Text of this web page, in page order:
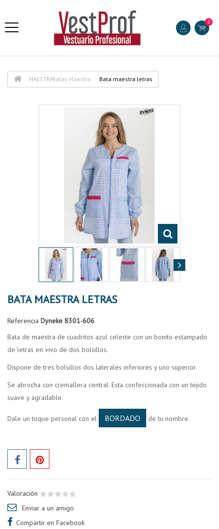
0
MAESTRABatas Maestra Bata maestra letras
BATA MAESTRA LETRAS
Referencia Dyneke 8301-606
Bata de maestra de cuadritos azul celeste con un bonito estampado
de letras en vivo de dos bolsillos.
Dispone de tres bolsillos dos laterales inferiores y uno superior.
Se abrocha con cremallera central. Esta confeccionada con un tejido
suave y agradable.
Dale un toque personal con el BORDADO de tu nombre.
Valoración
Enviar a un amigo
Compartir en Facebook